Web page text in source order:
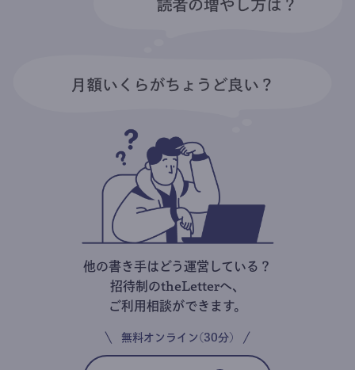
他の書き手はどう運営している？
招待制のtheLetterへ、
ご利用相談ができます。
無料オンライン(30分)